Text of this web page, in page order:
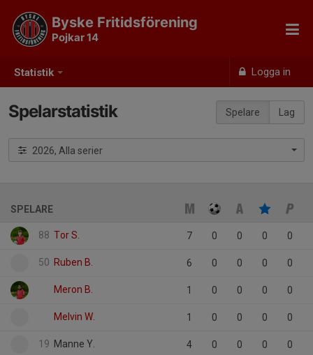
Statistik Logga in
Byske Fritidsförening
Pojkar 14
Spelare Lag
Spelarstatistik
2026, Alla serier
SPELARE
88 Tor S. 7 0 0 0 0
50 Ruben B. 6 0 0 0 0
Meron B. 1 0 0 0 0
Melvin W. 1 0 0 0 0
19 Manne Y. 4 0 0 0 0